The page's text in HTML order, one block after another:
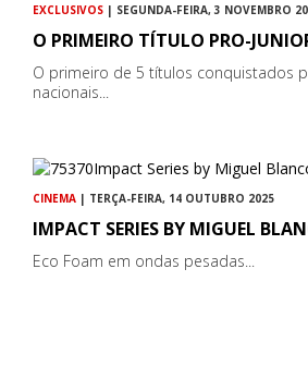
EXCLUSIVOS | SEGUNDA-FEIRA, 3 NOVEMBRO
O PRIMEIRO TÍTULO PRO-
O primeiro de 5 títulos conquistados
nacionais...
CINEMA | TERÇA-FEIRA, 14 OUTUBRO 2025
IMPACT SERIES BY MIGUEL
Eco Foam em ondas pesadas...